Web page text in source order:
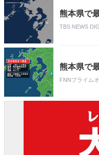
熊本県で
TBS NEWS
熊本県で
FNNプライム